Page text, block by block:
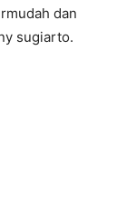
dan
sugiarto.